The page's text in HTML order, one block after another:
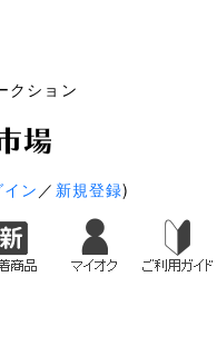
クション
イン ／ 新規登録)